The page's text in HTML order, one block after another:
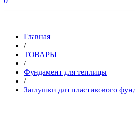
Главная
/
ТОВАРЫ
/
Фундамент для теплицы
/
Заглушки для пластикового